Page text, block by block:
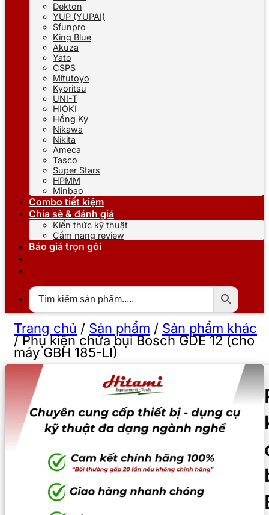
Dekton
YUP (YUPAI)
Sfunpro
King Blue
Akuza
Yato
CSPS
Mitutoyo
Kyoritsu
UNI-T
HIOKI
Hồng Ký
Nikawa
Nikita
Ameca
Tasco
Super Stars
HPMM
Minbao
Combo tiết kiệm
Chia sẻ & đánh giá
Kiến thức kỹ thuật
Cẩm nang review
Báo giá trọn gói
Trang chủ / Sản phẩm / Sản phẩm khác
/Phụ kiện chứa bụi Bosch GDE 12 (cho
máy GBH 185-LI)